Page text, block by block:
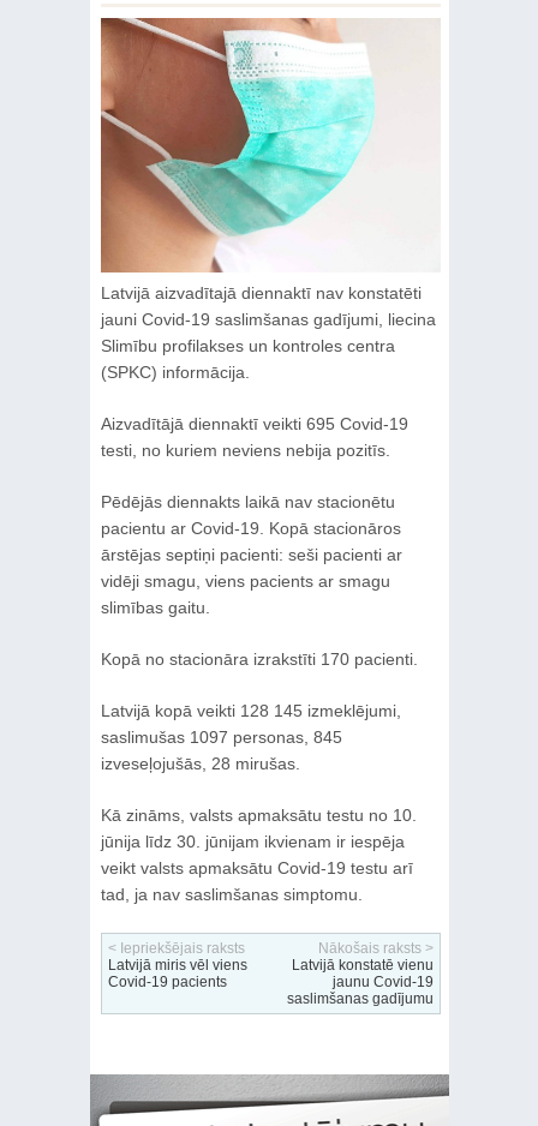
Latvijā aizvadītajā diennaktī nav konstatēti
jauni Covid-19 saslimšanas gadījumi, liecina
Slimību profilakses un kontroles centra
(SPKC) informācija.
Aizvadītājā diennaktī veikti 695 Covid-19
testi, no kuriem neviens nebija pozitīs.
Pēdējās diennakts laikā nav stacionētu
pacientu ar Covid-19. Kopā stacionāros
ārstējas septiņi pacienti: seši pacienti ar
vidēji smagu, viens pacients ar smagu
slimības gaitu.
Kopā no stacionāra izrakstīti 170 pacienti.
Latvijā kopā veikti 128 145 izmeklējumi,
saslimušas 1097 personas, 845
izveseļojušās, 28 mirušas.
Kā zināms, valsts apmaksātu testu no 10.
jūnija līdz 30. jūnijam ikvienam ir iespēja
veikt valsts apmaksātu Covid-19 testu arī
tad, ja nav saslimšanas simptomu.
< Iepriekšējais raksts
Latvijā miris vēl viens
Covid-19 pacients
Nākošais raksts >
Latvijā konstatē vienu
jaunu Covid-19
saslimšanas gadījumu